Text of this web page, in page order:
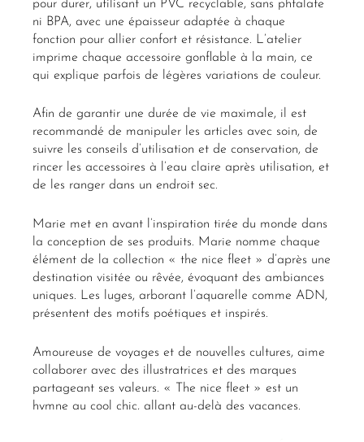
pour durer, utilisant un PVC recyclable, sans phtalate
ni BPA, avec une épaisseur adaptée à chaque
fonction pour allier confort et résistance. L’atelier
imprime chaque accessoire gonflable à la main, ce
qui explique parfois de légères variations de couleur.
Afin de garantir une durée de vie maximale, il est
recommandé de manipuler les articles avec soin, de
suivre les conseils d’utilisation et de conservation, de
rincer les accessoires à l’eau claire après utilisation, et
de les ranger dans un endroit sec.
Marie met en avant l’inspiration tirée du monde dans
la conception de ses produits. Marie nomme chaque
élément de la collection « the nice fleet » d’après une
destination visitée ou rêvée, évoquant des ambiances
uniques. Les luges, arborant l’aquarelle comme ADN,
présentent des motifs poétiques et inspirés.
Amoureuse de voyages et de nouvelles cultures, aime
collaborer avec des illustratrices et des marques
partageant ses valeurs. « The nice fleet » est un
hymne au cool chic, allant au-delà des vacances.